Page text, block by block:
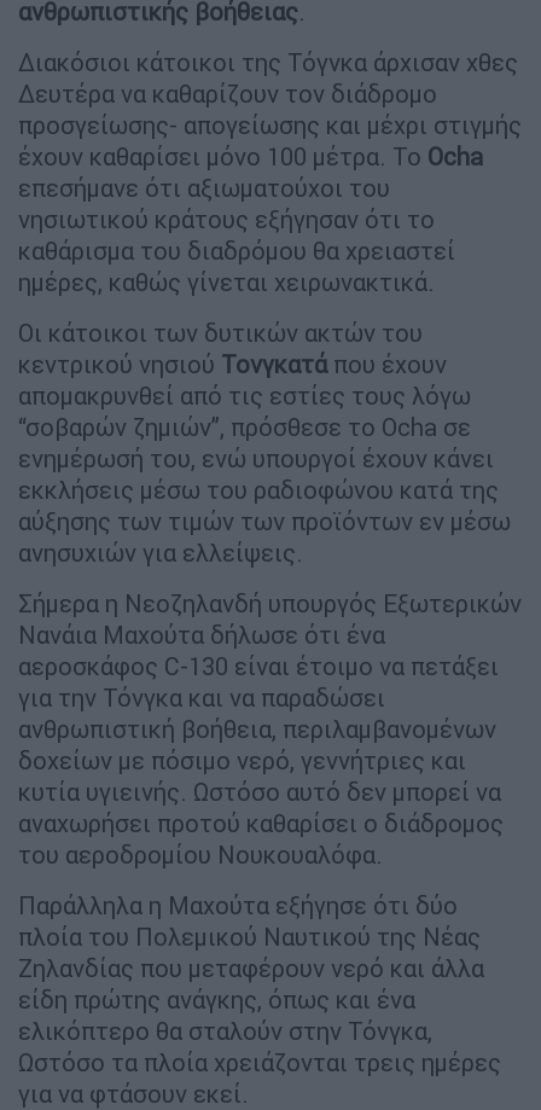
ανθρωπιστικής βοήθειας.
Διακόσιοι κάτοικοι της Τόγνκα άρχισαν χθες
Δευτέρα να καθαρίζουν τον διάδρομο
προσγείωσης- απογείωσης και μέχρι στιγμής
έχουν καθαρίσει μόνο 100 μέτρα. Το Ocha
επεσήμανε ότι αξιωματούχοι του
νησιωτικού κράτους εξήγησαν ότι το
καθάρισμα του διαδρόμου θα χρειαστεί
ημέρες, καθώς γίνεται χειρωνακτικά.
Οι κάτοικοι των δυτικών ακτών του
κεντρικού νησιού Τονγκατάπου έχουν
απομακρυνθεί από τις εστίες τους λόγω
“σοβαρών ζημιών”, πρόσθεσε το Ocha σε
ενημέρωσή του, ενώ υπουργοί έχουν κάνει
εκκλήσεις μέσω του ραδιοφώνου κατά της
αύξησης των τιμών των προϊόντων εν μέσω
ανησυχιών για ελλείψεις.
Σήμερα η Νεοζηλανδή υπουργός Εξωτερικών
Νανάια Μαχούτα δήλωσε ότι ένα
αεροσκάφος C-130 είναι έτοιμο να πετάξει
για την Τόνγκα και να παραδώσει
ανθρωπιστική βοήθεια, περιλαμβανομένων
δοχείων με πόσιμο νερό, γεννήτριες και
κυτία υγιεινής. Ωστόσο αυτό δεν μπορεί να
αναχωρήσει προτού καθαρίσει ο διάδρομος
του αεροδρομίου Νουκουαλόφα.
Παράλληλα η Μαχούτα εξήγησε ότι δύο
πλοία του Πολεμικού Ναυτικού της Νέας
Ζηλανδίας που μεταφέρουν νερό και άλλα
είδη πρώτης ανάγκης, όπως και ένα
ελικόπτερο θα σταλούν στην Τόνγκα,
Ωστόσο τα πλοία χρειάζονται τρεις ημέρες
για να φτάσουν εκεί.